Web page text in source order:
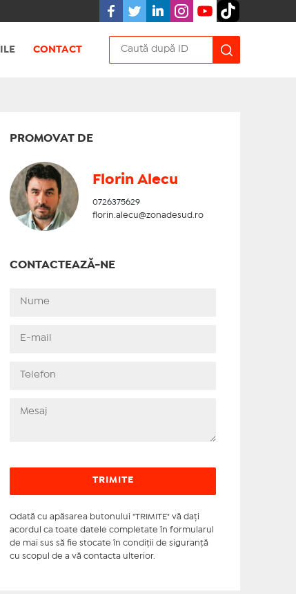
CONTACT
PROMOVAT DE
Florin Alecu
0726375629
florin.alecu@zonadesud.ro
CONTACTEAZĂ-NE
Odată cu apăsarea butonului "TRIMITE" vă daţi
acordul ca toate datele completate în formularul
de mai sus să fie stocate în condiţii de siguranţă
cu scopul de a vă contacta ulterior.